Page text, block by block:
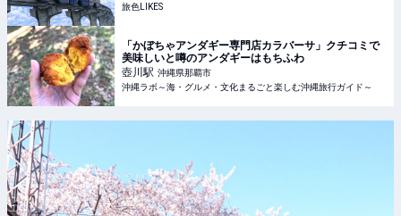
旅色LIKES
「かぼちゃアンダギー専門店カラバーサ」クチコミで
美味しいと噂のアンダギーはもちふわ
壺川駅 沖縄県那覇市
沖縄ラボ～海・グルメ・文化まるごと楽しむ沖縄旅行ガイド～